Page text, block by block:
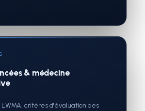
& médecine
critères d'évaluation des